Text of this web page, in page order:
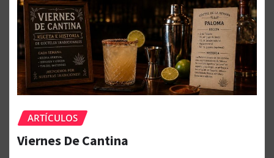
ARTÍCULOS
Viernes De Cantina